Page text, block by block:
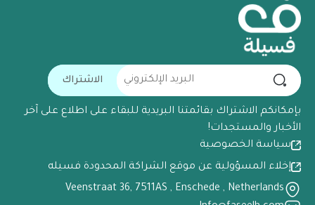
الاشتراك
بإمكانكم الاشتراك بقائمتنا البريدية للبقاء على اطلاع على آخر
الأخبار والمستجدات!
سياسة الخصوصية
إخلاء المسؤولية عن موقع الشراكة المحدودة فسيله
Veenstraat 36, 7511AS , Enschede , Netherlands